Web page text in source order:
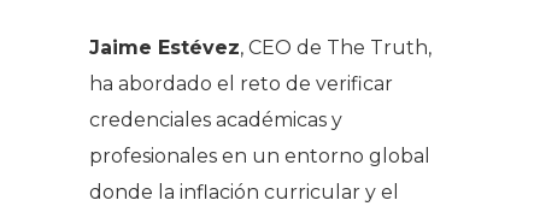
Jaime Estévez, CEO de The Truth,
ha abordado el reto de verificar
credenciales académicas y
profesionales en un entorno global
donde la inflación curricular y el